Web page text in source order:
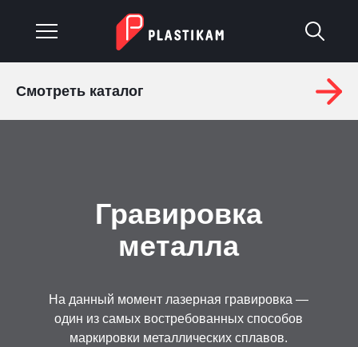
Изделия на заказ
Оплата и доставка
Гарантия
Смотреть каталог
Гравировка
металла
На данный момент лазерная гравировка —
один из самых востребованных способов
маркировки металлических сплавов.